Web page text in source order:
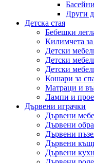
Други
Детска стая
Бебешки
Килимчета за
Детски
Детски
Детски
Кошари за
Матраци и
Лампи и
Дървени играчки
Дървени
Дървени
Дървени
Дървени
Дървени